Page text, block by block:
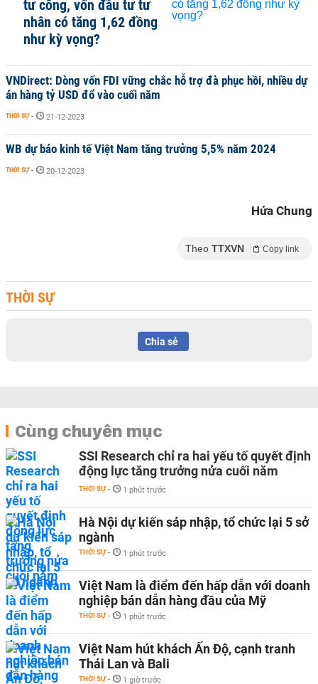
tư công, vốn đầu tư tư
nhân có tăng 1,62 đồng
như kỳ vọng?
VNDirect: Dòng vốn FDI vững chắc hỗ trợ đà phục hồi, nhiều dự
án hàng tỷ USD đổ vào cuối năm
THỜI SỰ - 21-12-2023
WB dự báo kinh tế Việt Nam tăng trưởng 5,5% năm 2024
THỜI SỰ - 20-12-2023
Hứa Chung
Theo TTXVN Copy link
THỜI SỰ
Chia sẻ
Cùng chuyên mục
SSI Research chỉ ra hai yếu tố quyết định
động lực tăng trưởng nửa cuối năm
THỜI SỰ - 1 phút trước
Hà Nội dự kiến sáp nhập, tổ chức lại 5 sở
ngành
THỜI SỰ - 1 phút trước
Việt Nam là điểm đến hấp dẫn với doanh
nghiệp bán dẫn hàng đầu của Mỹ
THỜI SỰ - 1 phút trước
Việt Nam hút khách Ấn Độ, cạnh tranh
Thái Lan và Bali
THỜI SỰ - 1 giờ trước